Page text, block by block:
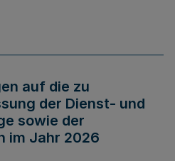
auf die zu
der Dienst- und
sowie der
im Jahr 2026